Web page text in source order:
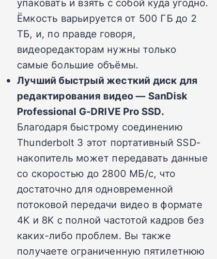
Ёмкость варьируется от 500 ГБ до 2
ТБ, и, по правде говоря,
видеоредакторам нужны только
самые большие объёмы.
Лучший быстрый жесткий диск для
редактирования видео — SanDisk
Professional G-DRIVE Pro SSD.
Благодаря быстрому соединению
Thunderbolt 3 этот портативный SSD-
накопитель может передавать данные
со скоростью до 2800 МБ/с, что
достаточно для одновременной
потоковой передачи видео в формате
4K и 8K с полной частотой кадров без
каких-либо проблем. Вы также
получаете ограниченную пятилетнюю